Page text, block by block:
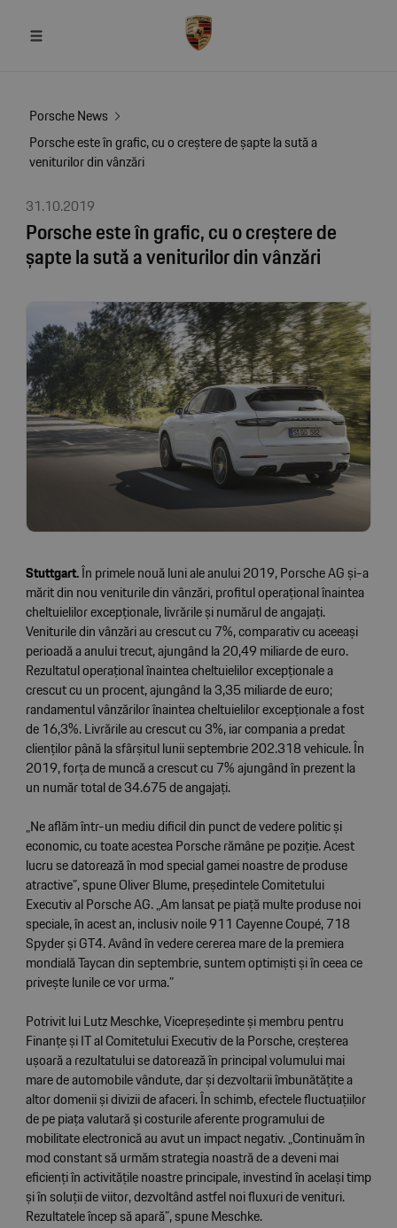
Porsche News
Porsche este în grafic, cu o creștere de șapte la sută a
veniturilor din vânzări
31.10.2019
Porsche este în grafic, cu o creștere de
șapte la sută a veniturilor din vânzări
Stuttgart.În primele nouă luni ale anului 2019, Porsche AG și-a
mărit din nou veniturile din vânzări, profitul operațional înaintea
cheltuielilor excepționale, livrările și numărul de angajați.
Veniturile din vânzări au crescut cu 7%, comparativ cu aceeași
perioadă a anului trecut, ajungând la 20,49 miliarde de euro.
Rezultatul operațional înaintea cheltuielilor excepționale a
crescut cu un procent, ajungând la 3,35 miliarde de euro;
randamentul vânzărilor înaintea cheltuielilor excepționale a fost
de 16,3%. Livrările au crescut cu 3%, iar compania a predat
clienților până la sfârșitul lunii septembrie 202.318 vehicule. În
2019, forța de muncă a crescut cu 7% ajungând în prezent la
un număr total de 34.675 de angajați.
„Ne aflăm într-un mediu dificil din punct de vedere politic și
economic, cu toate acestea Porsche rămâne pe poziție. Acest
lucru se datorează în mod special gamei noastre de produse
atractive”, spune Oliver Blume, președintele Comitetului
Executiv al Porsche AG. „Am lansat pe piață multe produse noi
speciale, în acest an, inclusiv noile 911 Cayenne Coupé, 718
Spyder și GT4. Având în vedere cererea mare de la premiera
mondială Taycan din septembrie, suntem optimiști și în ceea ce
privește lunile ce vor urma.”
Potrivit lui Lutz Meschke, Vicepreședinte și membru pentru
Finanțe și IT al Comitetului Executiv de la Porsche, creșterea
ușoară a rezultatului se datorează în principal volumului mai
mare de automobile vândute, dar și dezvoltarii îmbunătățite a
altor domenii și divizii de afaceri. În schimb, efectele fluctuațiilor
de pe piața valutară și costurile aferente programului de
mobilitate electronică au avut un impact negativ. „Continuăm în
mod constant să urmăm strategia noastră de a deveni mai
eficienți în activitățile noastre principale, investind în același timp
și în soluții de viitor, dezvoltând astfel noi fluxuri de venituri.
Rezultatele încep să apară”, spune Meschke.